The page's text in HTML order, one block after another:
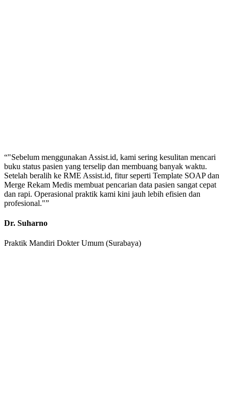
“"Sebelum menggunakan Assist.id, kami sering kesulitan mencari
buku status pasien yang terselip dan membuang banyak waktu.
Setelah beralih ke RME Assist.id, fitur seperti Template SOAP dan
Merge Rekam Medis membuat pencarian data pasien sangat cepat
dan rapi. Operasional praktik kami kini jauh lebih efisien dan
profesional."”
Dr. Suharno
Praktik Mandiri Dokter Umum (Surabaya)